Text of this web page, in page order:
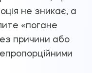
не зникає, а
«погане
причини або